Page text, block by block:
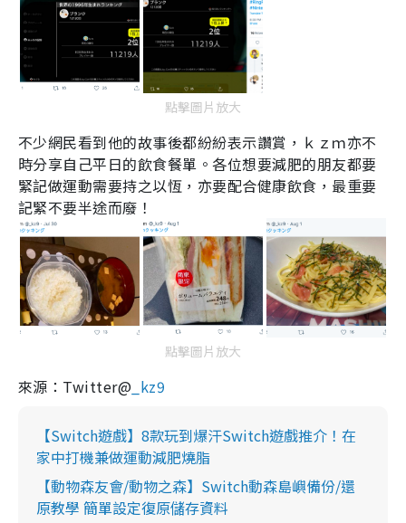
點擊圖片放大
不少網民看到他的故事後都紛紛表示讚賞，ｋｚｍ亦不
時分享自己平日的飲食餐單。各位想要減肥的朋友都要
緊記做運動需要持之以恆，亦要配合健康飲食，最重要
記緊不要半途而廢！
點擊圖片放大
來源：Twitter@ _kz9
【Switch遊戲】8款玩到爆汗Switch遊戲推介！在
家中打機兼做運動減肥燒脂
【動物森友會/動物之森】Switch動森島嶼備份/還
原教學 簡單設定復原儲存資料